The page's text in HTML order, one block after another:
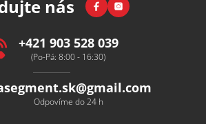
nás
+421 903 528 039
(Po-Pá: 8:00 - 16:30)
@gmail.com
Odpovíme do 24 h